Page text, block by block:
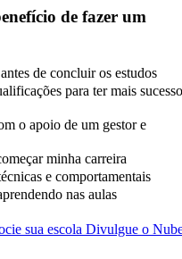
de fazer um
de concluir os estudos
para ter mais sucesso
o apoio de um gestor e
minha carreira
e comportamentais
nas aulas
sua escola Divulgue o